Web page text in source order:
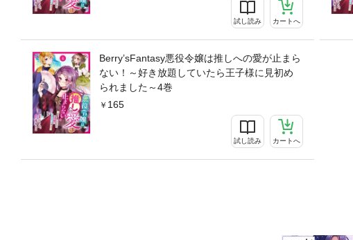
試し読み カートへ
Berry’sFantasy悪役令嬢は推しへの愛が止まら
ない！～好き放題していたら王子様に見初め
られました～4巻
165
試し読み カートへ